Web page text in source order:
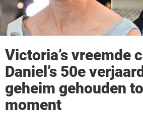
Victoria’s vreemde
Daniel’s 50e
geheim gehouden
moment